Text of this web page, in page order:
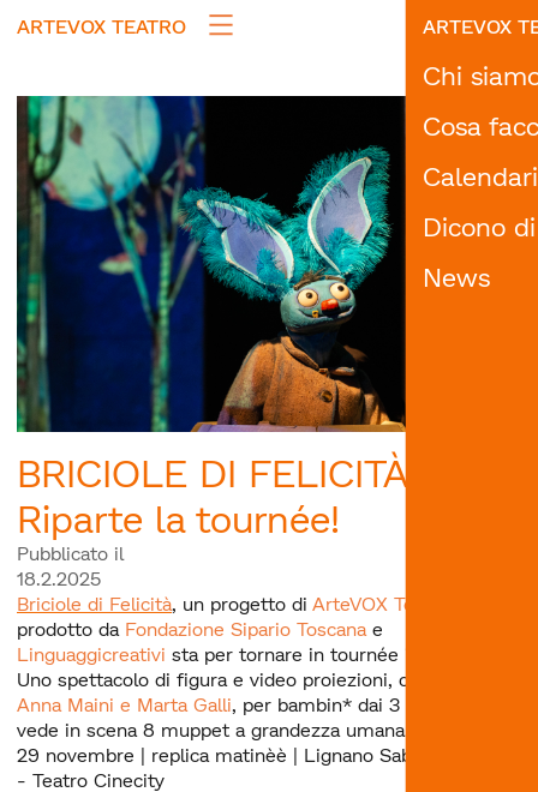
ARTEVOX TEATRO ARTEVOX
Chi
Cosa
Dicono
News
BRICIOLE DI FELICITÀ |
Riparte la tournée!
Pubblicato il
18.2.2025
Briciole di Felicità, un progetto di ArteVOX Teatro
prodotto da Fondazione Sipario Toscana e
Linguaggicreativi sta per tornare in tournée in tutta Italia!
Uno spettacolo di figura e video proiezioni, con la regia di
Anna Maini e Marta Galli, per bambin* dai 3 anni che
vede in scena 8 muppet a grandezza umana.
29 novembre | replica matinèè | Lignano Sabbiadoro (Ud)
- Teatro Cinecity